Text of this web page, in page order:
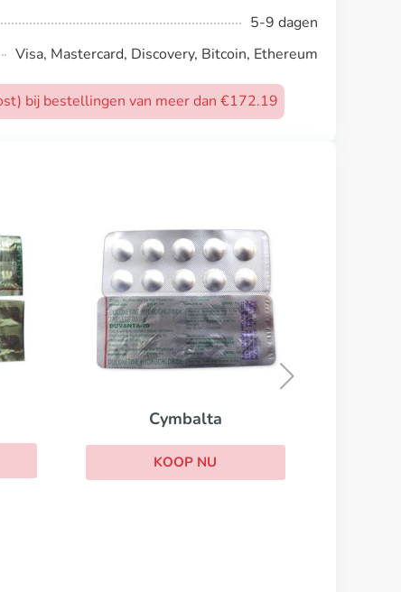
5-9 dagen
Visa, Mastercard, Discovery, Bitcoin, Ethereum
bij bestellingen van meer dan €172.19
Cipralex